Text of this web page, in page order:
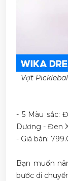
Vợt
- 5 Màu sắc:
Dương - Đen
- Giá bán:
Bạn muốn
bước di